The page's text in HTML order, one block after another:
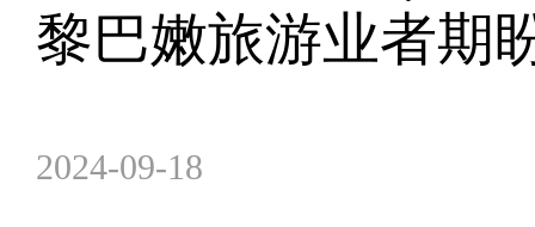
黎巴嫩旅游业者期
2024-09-18